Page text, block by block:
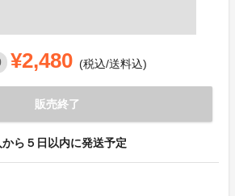
¥2,480 (税込/送料込)
販売終了
ら５日以内に発送予定